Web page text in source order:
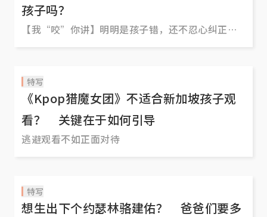
孩子吗？
【我“咬”你讲】明明是孩子错，还不忍心纠正？
果反而让他们错失真正成长的机会？来听听街坊们
怎么说。
特写
《Kpop猎魔女团》不适合新加坡孩子观
看？ 关键在于如何引导
逃避观看不如正面对待
特写
想生出下个约瑟林骆建佑？ 爸爸们要多